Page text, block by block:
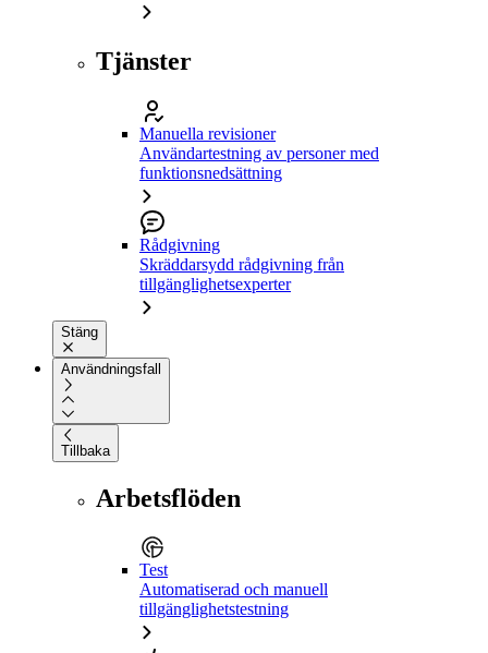
Tjänster
Manuella revisioner
Användartestning av personer med
funktionsnedsättning
Rådgivning
Skräddarsydd rådgivning från
tillgänglighetsexperter
Stäng
Användningsfall
Tillbaka
Arbetsflöden
Test
Automatiserad och manuell
tillgänglighetstestning